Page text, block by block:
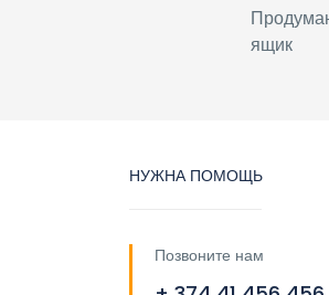
ящик
НУЖНА ПОМОЩЬ
Позвоните нам